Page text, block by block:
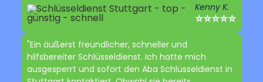
Kenny K.
⭐⭐⭐⭐⭐
"Ein äußerst freundlicher, schneller und
hilfsbereiter Schlüsseldienst. Ich hatte mich
ausgesperrt und sofort den Aba Schlüsseldienst in